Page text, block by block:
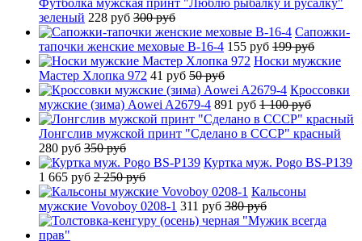
зеленый 228 руб 300 руб
Сапожки-
тапочки женские меховые B-16-4 155 руб 199 руб
Носки мужские
Мастер Хлопка 972 41 руб 50 руб
Кроссовки
мужские (зима) Aowei A2679-4 891 руб 1 100 руб
Лонгслив мужской принт "Сделано в СССР" красный
280 руб 350 руб
Куртка муж. Pogo BS-P139
1 665 руб 2 250 руб
Кальсоны
мужские Vovoboy 0208-1 311 руб 380 руб